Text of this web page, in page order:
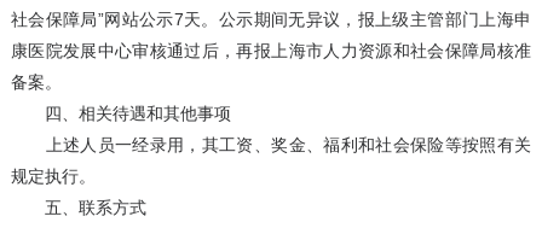
社会保障局”网站公示7天。公示期间无异议，报上级主管部门上海申
康医院发展中心审核通过后，再报上海市人力资源和社会保障局核准
备案。
四、相关待遇和其他事项
上述人员一经录用，其工资、奖金、福利和社会保险等按照有关
规定执行。
五、联系方式